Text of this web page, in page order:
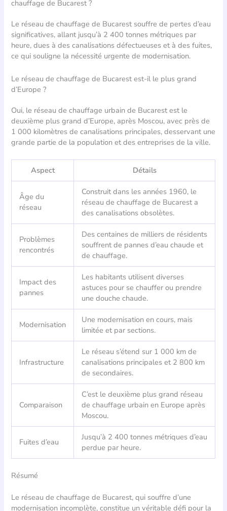
chauffage de Bucarest ?
Le réseau de chauffage de Bucarest souffre de pertes d’eau
significatives, allant jusqu’à 2 400 tonnes métriques par
heure, dues à des canalisations défectueuses et à des fuites,
ce qui souligne la nécessité urgente de modernisation.
Le réseau de chauffage de Bucarest est-il le plus grand
d’Europe ?
Oui, le réseau de chauffage urbain de Bucarest est le
deuxième plus grand d’Europe, après Moscou, avec près de
1 000 kilomètres de canalisations principales, desservant une
grande partie de la population et des entreprises de la ville.
Aspect Détails
Âge du
réseau
Construit dans les années 1960, le
réseau de chauffage de Bucarest a
des canalisations obsolètes.
Problèmes
rencontrés
Des centaines de milliers de résidents
souffrent de pannes d’eau chaude et
de chauffage.
Impact des
pannes
Les habitants utilisent diverses
astuces pour se chauffer ou prendre
une douche chaude.
Modernisation
Une modernisation en cours, mais
limitée et par sections.
Infrastructure
Le réseau s’étend sur 1 000 km de
canalisations principales et 2 800 km
de secondaires.
Comparaison
C’est le deuxième plus grand réseau
de chauffage urbain en Europe après
Moscou.
Fuites d’eau
Jusqu’à 2 400 tonnes métriques d’eau
perdue par heure.
Résumé
Le réseau de chauffage de Bucarest, qui souffre d’une
modernisation incomplète, constitue un véritable défi pour la